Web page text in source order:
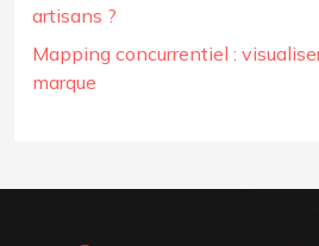
artisans ?
Mapping concurrentiel :
marque